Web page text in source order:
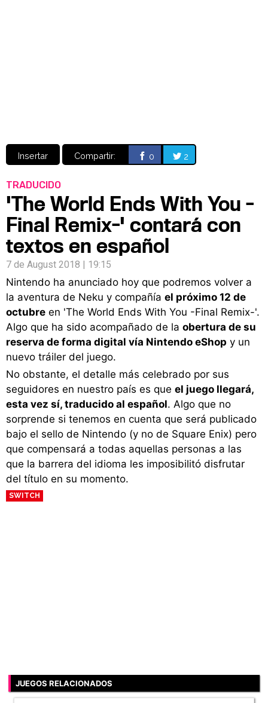
Insertar Compartir: 0 2
TRADUCIDO
'The World Ends With You -
Final Remix-' contará con
textos en español
7 de August 2018 | 19:15
Nintendo ha anunciado hoy que podremos volver a
la aventura de Neku y compañía el próximo 12 de
octubre en 'The World Ends With You -Final Remix-'.
Algo que ha sido acompañado de la obertura de su
reserva de forma digital vía Nintendo eShop y un
nuevo tráiler del juego.
No obstante, el detalle más celebrado por sus
seguidores en nuestro país es que el juego llegará,
esta vez sí, traducido al español. Algo que no
sorprende si tenemos en cuenta que será publicado
bajo el sello de Nintendo (y no de Square Enix) pero
que compensará a todas aquellas personas a las
que la barrera del idioma les imposibilitó disfrutar
del título en su momento.
SWITCH
JUEGOS RELACIONADOS